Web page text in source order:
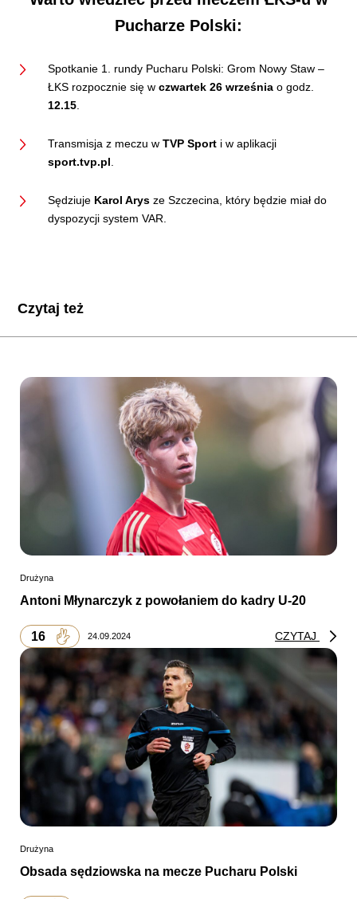
Pucharze Polski:
Spotkanie 1. rundy Pucharu Polski: Grom Nowy Staw –
ŁKS rozpocznie się w czwartek 26 września o godz.
12.15
Transmisja z meczu w TVP Sport i w aplikacji
sport.tvp.pl
Sędziuje Karol Arys ze Szczecina, który będzie miał do
dyspozycji system VAR.
Czytaj też
Drużyna
Antoni Młynarczyk z powołaniem do kadry U-20
16 24.09.2024 CZYTAJ
Drużyna
Obsada sędziowska na mecze Pucharu Polski